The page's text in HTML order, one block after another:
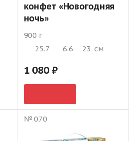
конфет «Новогодняя
ночь»
900 г
25.7
6.6 23 см
1 080
№ 070